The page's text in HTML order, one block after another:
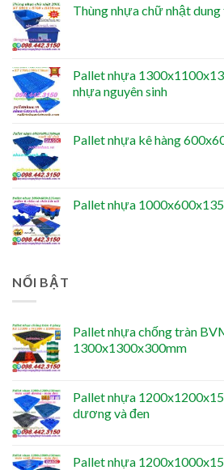
Thùng nhựa chữ nhật
Pallet nhựa
nhựa nguyên sinh
Pallet nhựa kê hàng
Pallet nhựa
NỔI BẬT
Pallet nhựa chống tràn
1300x1300x300mm
Pallet nhựa
dương và đen
Pallet nhựa